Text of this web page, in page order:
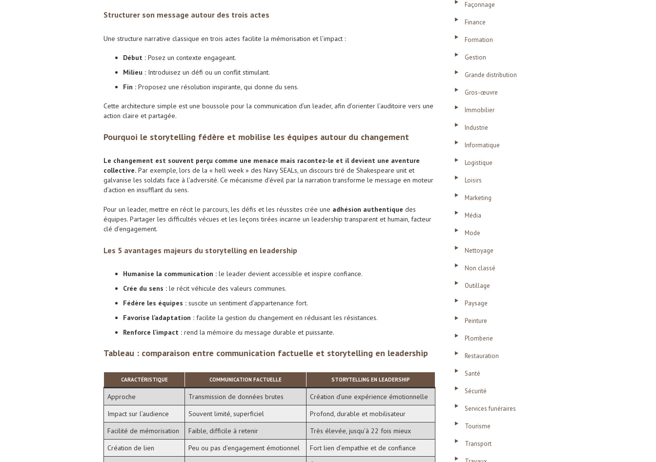
Structurer son message autour des trois actes
Une structure narrative classique en trois actes facilite la mémorisation et l’impact :
Début : Posez un contexte engageant.
Milieu : Introduisez un défi ou un conflit stimulant.
Fin : Proposez une résolution inspirante, qui donne du sens.
Cette architecture simple est une boussole pour la communication d’un leader, afin d’orienter l’auditoire vers une
action claire et partagée.
Pourquoi le storytelling fédère et mobilise les équipes autour du changement
Le changement est souvent perçu comme une menace mais racontez-le et il devient une aventure
collective. Par exemple, lors de la « hell week » des Navy SEALs, un discours tiré de Shakespeare unit et
galvanise les soldats face à l’adversité. Ce mécanisme d’éveil par la narration transforme le message en moteur
d’action en insufflant du sens.
Pour un leader, mettre en récit le parcours, les défis et les réussites crée une adhésion authentique des
équipes. Partager les difficultés vécues et les leçons tirées incarne un leadership transparent et humain, facteur
clé d’engagement.
Les 5 avantages majeurs du storytelling en leadership
Humanise la communication : le leader devient accessible et inspire confiance.
Crée du sens : le récit véhicule des valeurs communes.
Fédère les équipes : suscite un sentiment d’appartenance fort.
Favorise l’adaptation : facilite la gestion du changement en réduisant les résistances.
Renforce l’impact : rend la mémoire du message durable et puissante.
Tableau : comparaison entre communication factuelle et storytelling en leadership
CARACTÉRISTIQUE COMMUNICATION FACTUELLE STORYTELLING EN LEADERSHIP
Approche Transmission de données brutes
Création d’une expérience émotionnelle
Impact sur l’audience
Souvent limité, superficiel
Profond, durable et mobilisateur
Facilité de mémorisation
Faible, difficile à retenir
Très élevée, jusqu’à 22 fois mieux
Création de lien
Peu ou pas d’engagement émotionnel
Fort lien d’empathie et de confiance
Façonnage
Finance
Formation
Gestion
Grande distribution
Gros-œuvre
Immobilier
Industrie
Informatique
Logistique
Loisirs
Marketing
Média
Mode
Nettoyage
Non classé
Outillage
Paysage
Peinture
Plomberie
Restauration
Santé
Sécurité
Services funéraires
Tourisme
Transport